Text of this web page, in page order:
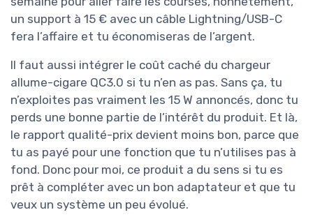
un support à 15 € avec un câble Lightning/USB-C
fera l’affaire et tu économiseras de l’argent.
Il faut aussi intégrer le coût caché du chargeur
allume-cigare QC3.0 si tu n’en as pas. Sans ça, tu
n’exploites pas vraiment les 15 W annoncés, donc tu
perds une bonne partie de l’intérêt du produit. Et là,
le rapport qualité-prix devient moins bon, parce que
tu as payé pour une fonction que tu n’utilises pas à
fond. Donc pour moi, ce produit a du sens si tu es
prêt à compléter avec un bon adaptateur et que tu
veux un système un peu évolué.